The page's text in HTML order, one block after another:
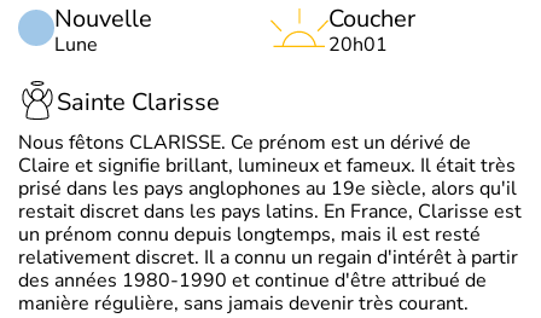
Nouvelle
Lune
Coucher
20h01
Sainte Clarisse
Nous fêtons CLARISSE. Ce prénom est un dérivé de
Claire et signifie brillant, lumineux et fameux. Il était très
prisé dans les pays anglophones au 19e siècle, alors qu'il
restait discret dans les pays latins. En France, Clarisse est
un prénom connu depuis longtemps, mais il est resté
relativement discret. Il a connu un regain d'intérêt à partir
des années 1980-1990 et continue d'être attribué de
manière régulière, sans jamais devenir très courant.